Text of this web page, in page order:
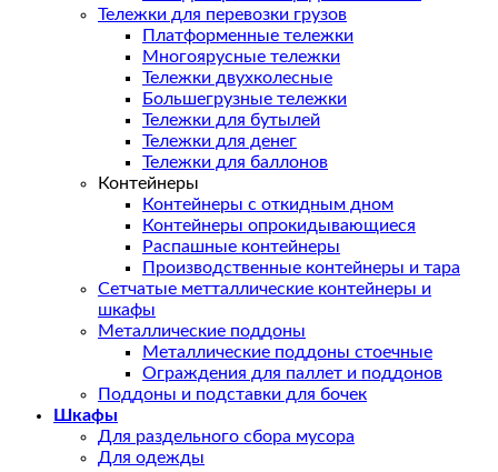
Тележки для перевозки грузов
Платформенные тележки
Многоярусные тележки
Тележки двухколесные
Большегрузные тележки
Тележки для бутылей
Тележки для денег
Тележки для баллонов
Контейнеры
Контейнеры с откидным дном
Контейнеры опрокидывающиеся
Распашные контейнеры
Производственные контейнеры и тара
Сетчатые метталлические контейнеры и
шкафы
Металлические поддоны
Металлические поддоны стоечные
Ограждения для паллет и поддонов
Поддоны и подставки для бочек
Шкафы
Для раздельного сбора мусора
Для одежды